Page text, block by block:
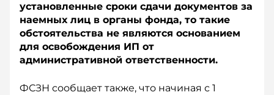
установленные сроки сдачи документов за
наемных лиц в органы фонда, то такие
обстоятельства не являются основанием
для освобождения ИП от
административной ответственности.
ФСЗН сообщает также, что начиная с 1